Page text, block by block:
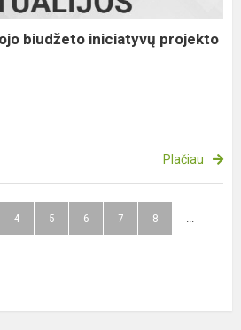
biudžeto iniciatyvų projekto
Plačiau
4 5 6 7 8 ...